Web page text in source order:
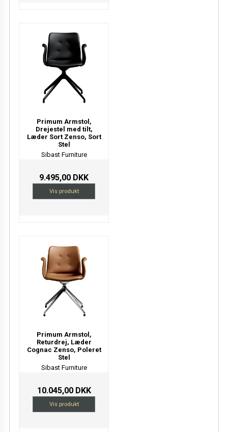
Primum Armstol,
Drejestel med tilt,
Læder Sort Zenso, Sort
Stel
Sibast Furniture
9.495,00 DKK
Vis produkt
Primum Armstol,
Returdrej, Læder
Cognac Zenso, Poleret
Stel
Sibast Furniture
10.045,00 DKK
Vis produkt